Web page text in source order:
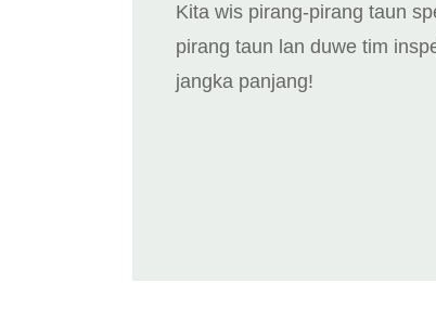
Kita wis pirang-pirang taun
pirang taun lan duwe tim
jangka panjang!